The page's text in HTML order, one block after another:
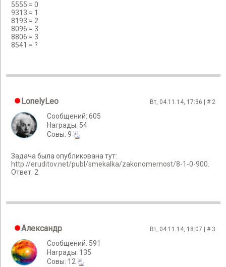
5555 = 0
9313 = 1
8193 = 2
8096 = 3
8806 = 3
8541 = ?
LonelyLeo Вт, 04.11.14, 17:36 | # 2
Сообщений: 605
Награды: 54
Cовы: 9
Задача была опубликована тут:
http://eruditov.net/publ/smekalka/zakonomernost/8-1-0-900.
Ответ: 2
Александр Вт, 04.11.14, 18:07 | # 3
Сообщений: 591
Награды: 135
Cовы: 12